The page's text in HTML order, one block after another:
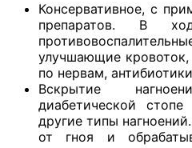
Консервативное, с
препаратов. В
улучшающие
по нервам,
Вскрытие
диабетической
другие типы
от гноя и